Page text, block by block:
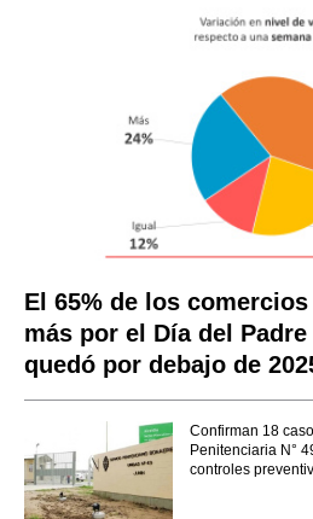
El 65% de los
más por el Día del
quedó por debajo de
Confirman 18
Penitenciaria N°
controles